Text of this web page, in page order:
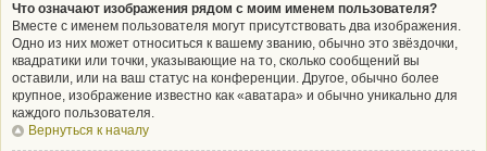
Что означают изображения рядом с моим именем пользователя?
Вместе с именем пользователя могут присутствовать два изображения.
Одно из них может относиться к вашему званию, обычно это звёздочки,
квадратики или точки, указывающие на то, сколько сообщений вы
оставили, или на ваш статус на конференции. Другое, обычно более
крупное, изображение известно как «аватара» и обычно уникально для
каждого пользователя.
Вернуться к началу